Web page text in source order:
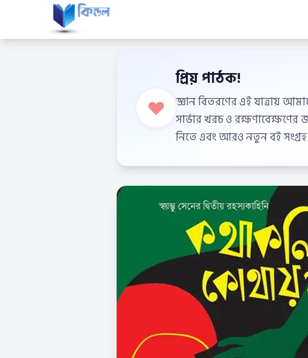
প্রিয় পাঠক!
জ্ঞান বিতরণের এই যাত্রায়
সার্ভার খরচ ও
নিতে এবং আরও নতুন বই সংগ্রহ